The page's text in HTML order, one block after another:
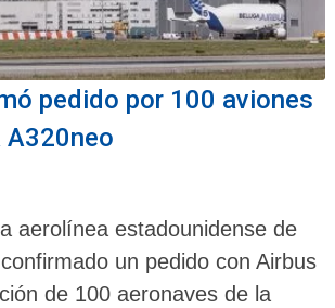
pedido por 100 aviones
aerolínea estadounidense de
un pedido con Airbus
de 100 aeronaves de la